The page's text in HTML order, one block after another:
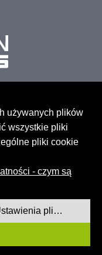
używanych plików
wszystkie pliki
pliki cookie
- czym są
plików Cookies